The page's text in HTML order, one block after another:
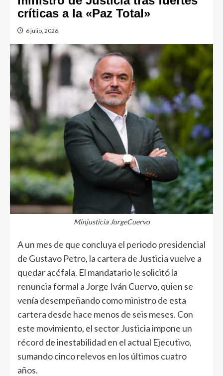
críticas a la «Paz Total»
6 julio, 2026
Minjusticia JorgeCuervo
A un mes de que concluya el periodo presidencial
de Gustavo Petro, la cartera de Justicia vuelve a
quedar acéfala. El mandatario le solicitó la
renuncia formal a Jorge Iván Cuervo, quien se
venía desempeñando como ministro de esta
cartera desde hace menos de seis meses. Con
este movimiento, el sector Justicia impone un
récord de inestabilidad en el actual Ejecutivo,
sumando cinco relevos en los últimos cuatro
años.